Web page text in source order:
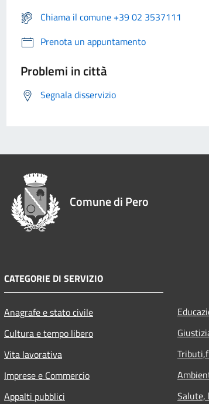
Chiama il comune +39 02 3537111
Prenota un appuntamento
Problemi in città
Segnala disservizio
Comune di Pero
CATEGORIE DI SERVIZIO
Anagrafe e stato civile
Cultura e tempo libero
Vita lavorativa
Imprese e Commercio
Appalti pubblici
Salute,